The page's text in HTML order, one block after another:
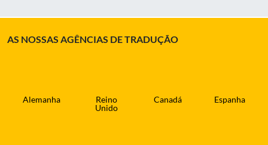
AS NOSSAS AGÊNCIAS DE TRADUÇÃO
Alemanha
Reino
Unido
Canadá Espanha